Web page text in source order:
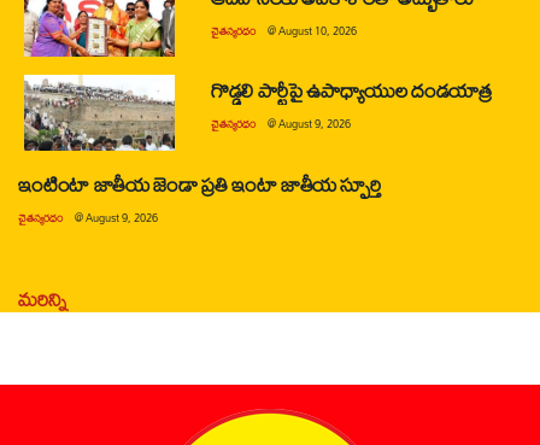
చైతన్యరధం @August 10, 2026
గొడ్డలి పార్టీపై ఉపాధ్యాయుల దండయాత్ర
చైతన్యరధం @August 9, 2026
ఇంటింటా జాతీయ జెండా ప్రతి ఇంటా జాతీయ స్ఫూర్తి
చైతన్యరధం @August 9, 2026
మరిన్ని